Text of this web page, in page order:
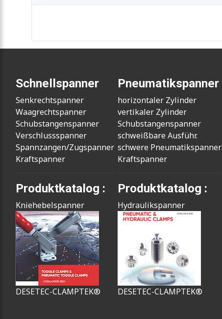
Schnellspanner
Senkrechtspanner
Waagrechtspanner
Schubstangenspanner
Verschlussspanner
Spannzangen/Zugspanner
Kraftspanner
Produktkatalog :
Kniehebelspanner
DESETEC-CLAMPTEK®
Pneumatikspanner
horizontaler Zylinder
vertikaler Zylinder
Schubstangenspanner
schweißbare Ausführ.
schwere Pneumatikspanner
Kraftspanner
Produktkatalog :
Hydraulikspanner
DESETEC-CLAMPTEK®